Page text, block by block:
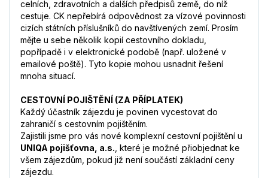
celních, zdravotních a dalších předpisů země, do níž
cestuje. CK nepřebírá odpovědnost za vízové povinnosti
cizích státních příslušníků do navštívených zemí. Prosím
mějte u sebe několik kopií cestovního dokladu,
popřípadě i v elektronické podobě (např. uložené v
emailové poště). Tyto kopie mohou usnadnit řešení
mnoha situací.
CESTOVNÍ POJIŠTĚNÍ (ZA PŘÍPLATEK)
Každý účastník zájezdu je povinen vycestovat do
zahraničí s cestovním pojištěním.
Zajistili jsme pro vás nové komplexní cestovní pojištění u
UNIQA pojišťovna, a.s. , které je možné přiobjednat ke
všem zájezdům, pokud již není součástí základní ceny
zájezdu.